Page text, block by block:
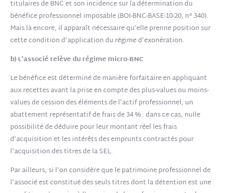
titulaires de BNC et son incidence sur la détermination du
bénéfice professionnel imposable(BOI-BNC-BASE-10-20, n° 340).
Mais là encore, il apparaît nécessaire qu’elle prenne position sur
cette condition d’application du régime d’exonération.
b) L’associé relève du régime micro-BNC
Le bénéfice est déterminé de manière forfaitaire en appliquant
aux recettes avant la prise en compte des plus-values ou moins-
values de cession des éléments de l’actif professionnel, un
abattement représentatif de frais de 34 % : dans ce cas, nulle
possibilité de déduire pour leur montant réel les frais
d’acquisition et les intérêts des emprunts contractés pour
l’acquisition des titres de la SEL.
Par ailleurs, si l’on considère que le patrimoine professionnel de
l’associé est constitué des seuls titres dont la détention est une